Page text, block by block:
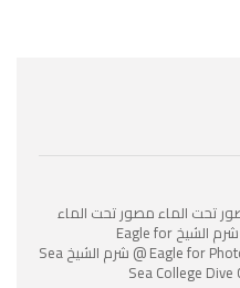
تحت الماء مصور تحت الماء
مصور تحت الماء مصور تحت الماء @ شرم الشيخ Eagle for
Photography @ شرم الشيخ Eagle for Photography @ شرم الشيخ Sea